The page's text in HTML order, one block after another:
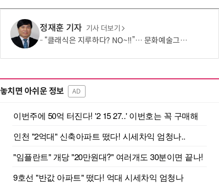
정재훈 기자 기사 더보기
“클래식은 지루하다? NO~!!”… 문화예술그룹 더같음, 관객 소통형 '춤추는 오케스트라' 런칭 쇼케이스 개최
놓치면 아쉬운 정보 AD